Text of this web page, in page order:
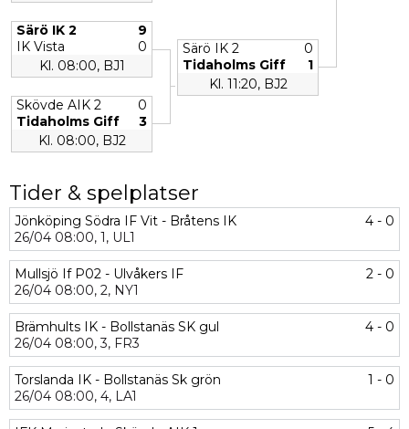
Särö IK 2
9
IK Vista
0
Kl. 08:00, BJ1
Skövde AIK 2
0
Tidaholms Giff
3
Kl. 08:00, BJ2
Särö IK 2
0
Tidaholms Giff
1
Kl. 11:20, BJ2
Tider & spelplatser
Jönköping Södra IF Vit - Bråtens IK
4 - 0
26/04 08:00, 1, UL1
Mullsjö If P02 - Ulvåkers IF
2 - 0
26/04 08:00, 2, NY1
Brämhults IK - Bollstanäs SK gul
4 - 0
26/04 08:00, 3, FR3
Torslanda IK - Bollstanäs Sk grön
1 - 0
26/04 08:00, 4, LA1